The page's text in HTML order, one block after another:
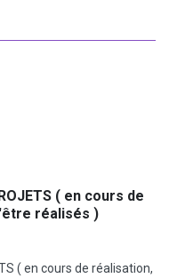
( en cours de
réalisés )
( en cours de réalisation,